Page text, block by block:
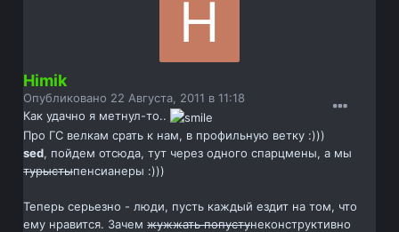
Himik
Опубликовано 22 Августа, 2011 в 11:18
Как удачно я метнул-то..
Про ГС велкам срать к нам, в профильную ветку :)))
sed, пойдем отсюда, тут через одного спарцмены, а мы
турыстыпенсианеры :)))
Теперь серьезно - люди, пусть каждый ездит на том, что
ему нравится. Зачемжужжать попустунеконструктивно